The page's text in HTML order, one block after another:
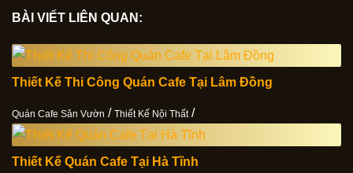
BÀI VIẾT LIÊN QUAN:
Thiết Kế Thi Công Quán Cafe Tại Lâm Đồng
Quán Cafe Sân Vườn / Thiết Kế Nội Thất/
Thiết Kế Quán Cafe Tại Hà Tĩnh